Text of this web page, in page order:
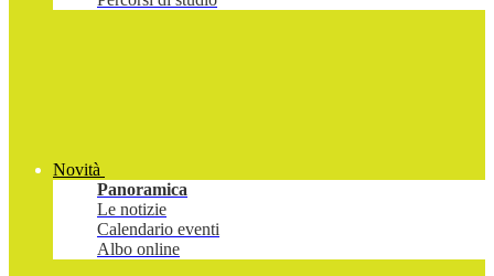
Novità
Panoramica
Le notizie
Calendario eventi
Albo online